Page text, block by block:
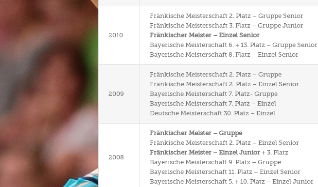
2010
Fränkische Meisterschaft 2. Platz – Gruppe Senior
Fränkische Meisterschaft 3. Platz – Gruppe Junior
Fränkischer Meister – Einzel Senior
Bayerische Meisterschaft 6. + 13. Platz – Gruppe Senior
Bayerische Meisterschaft 8. Platz – Einzel Senior
2009
Fränkische Meisterschaft 2. Platz – Gruppe
Fränkische Meisterschaft 2. Platz – Einzel Senior
Bayerische Meisterschaft 7. Platz- Gruppe
Bayerische Meisterschaft 7. Platz – Einzel
Deutsche Meisterschaft 30. Platz – Einzel
2008
Fränkischer Meister – Gruppe
Fränkische Meisterschaft 2. Platz – Einzel Senior
Fränkischer Meister – Einzel Junior + 3. Platz
Bayerische Meisterschaft 9. Platz – Gruppe
Bayerische Meisterschaft 11. Platz – Einzel Senior
Bayerische Meisterschaft 5. + 10. Platz – Einzel Junior